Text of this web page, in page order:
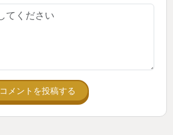
コメントを投稿する